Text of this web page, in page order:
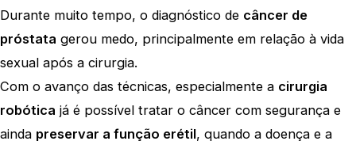
Durante muito tempo, o diagnóstico de câncer de
próstata gerou medo, principalmente em relação à vida
sexual após a cirurgia.
Com o avanço das técnicas, especialmente a cirurgia
robótica já é possível tratar o câncer com segurança e
ainda preservar a função erétil, quando a doença e a